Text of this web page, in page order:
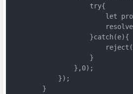
                    try{
let
                    }catch(e){
                    }
                },0);
            });
        }